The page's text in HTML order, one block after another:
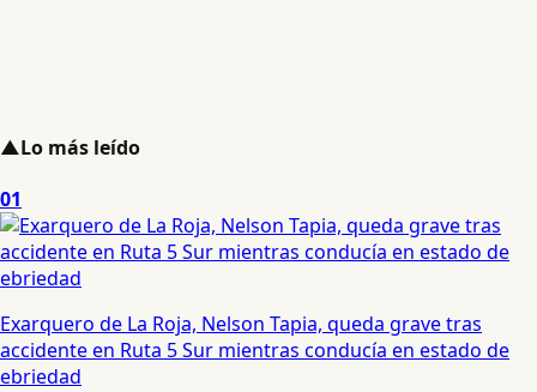
▲Lo más leído
01
Exarquero de La Roja, Nelson Tapia, queda grave tras
accidente en Ruta 5 Sur mientras conducía en estado de
ebriedad